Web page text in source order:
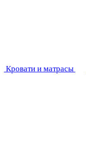
Кровати и матрасы